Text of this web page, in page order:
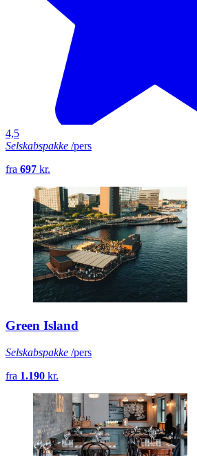
4,5
Selskabspakke /pers
fra 697 kr.
Green Island
Selskabspakke /pers
fra 1.190 kr.